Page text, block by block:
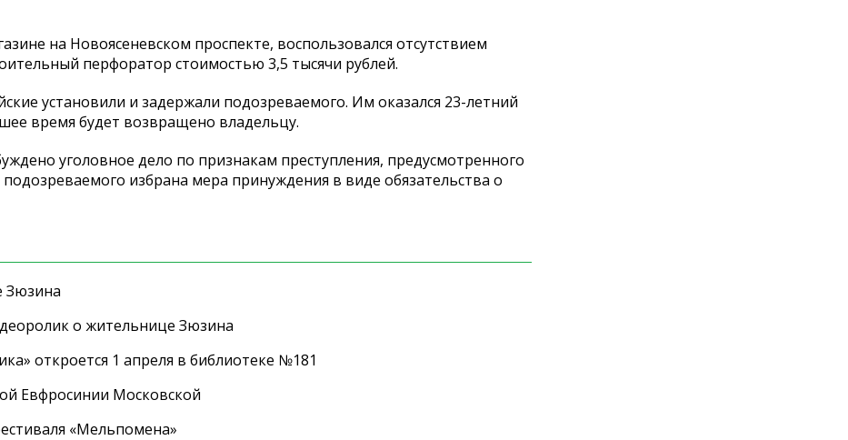
на Новоясеневском проспекте, воспользовался отсутствием
перфоратор стоимостью 3,5 тысячи рублей.
установили и задержали подозреваемого. Им оказался 23-летний
время будет возвращено владельцу.
уголовное дело по признакам преступления, предусмотренного
избрана мера принуждения в виде обязательства о
Зюзина
о жительнице Зюзина
откроется 1 апреля в библиотеке №181
Евфросинии Московской
«Мельпомена»